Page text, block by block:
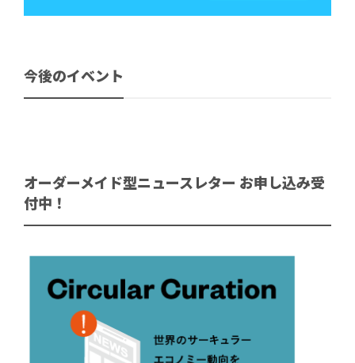
今後のイベント
オーダーメイド型ニュースレター お申し込み受
付中！